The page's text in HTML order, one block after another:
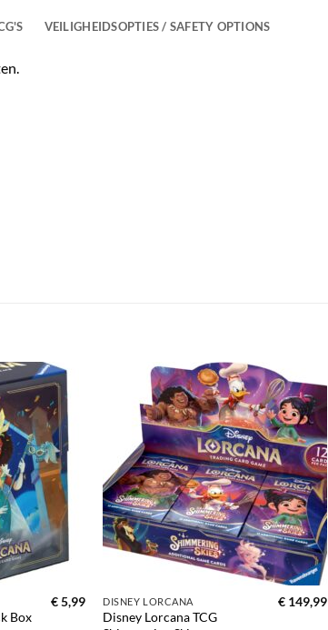
VEILIGHEIDSOPTIES / SAFETY OPTIONS
Toevoegen
aan
verlanglijst
Box
€5,99
Toevoegen
aan
verlanglijst
DISNEY LORCANA
Disney Lorcana TCG
€149,99